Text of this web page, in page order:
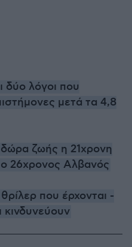
δύο λόγοι που
μετά τα 4,8
ζωής η 21χρονη
26χρονος Αλβανός
που έρχονται -
κινδυνεύουν